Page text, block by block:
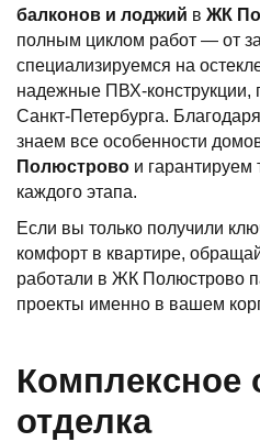
балконов и лоджий в ЖК
полным циклом работ — от
специализируемся на
надежные ПВХ-конструкции,
Санкт-Петербурга.
знаем все особенности
Полюстрово и
каждого этапа.
Если вы только получили
комфорт в квартире,
работали в ЖК Полюстрово
проекты именно в вашем
Комплексное
отделка